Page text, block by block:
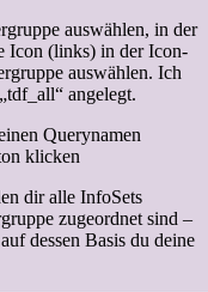
auswählen, in der
Icon (links) in der Icon-
auswählen. Ich
angelegt.
Querynamen
klicken
dir alle InfoSets
zugeordnet sind –
dessen Basis du deine